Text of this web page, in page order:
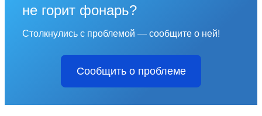
не горит фонарь?
Столкнулись с проблемой — сообщите о ней!
Сообщить о проблеме